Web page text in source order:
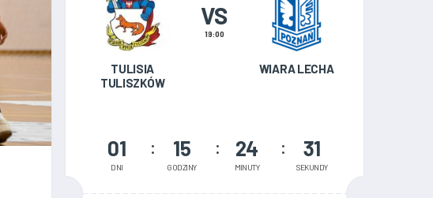
TULISIA
TULISZKÓW
WIARA LECHA
VS
19:00
01
DNI
15
GODZINY
24
MINUTY
30
SEKUNDY